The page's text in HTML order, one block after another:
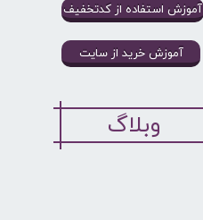
آموزش خرید از سایت
آموزش استفاده از کدتخفیف
وبلاگ